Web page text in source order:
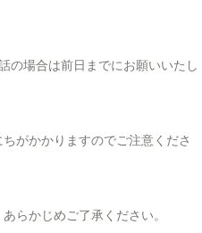
の場合は前日までにお願いいたし
がかかりますのでご注意くださ
らかじめご了承ください。